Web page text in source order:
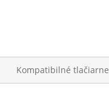
Kompatibilné tlačiarne